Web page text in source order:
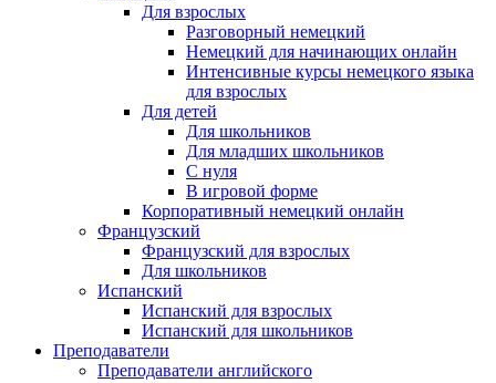
Для взрослых
Разговорный немецкий
Немецкий для начинающих онлайн
Интенсивные курсы немецкого языка
для взрослых
Для детей
Для школьников
Для младших школьников
С нуля
В игровой форме
Корпоративный немецкий онлайн
Французский
Французский для взрослых
Для школьников
Испанский
Испанский для взрослых
Испанский для школьников
Преподаватели
Преподаватели английского